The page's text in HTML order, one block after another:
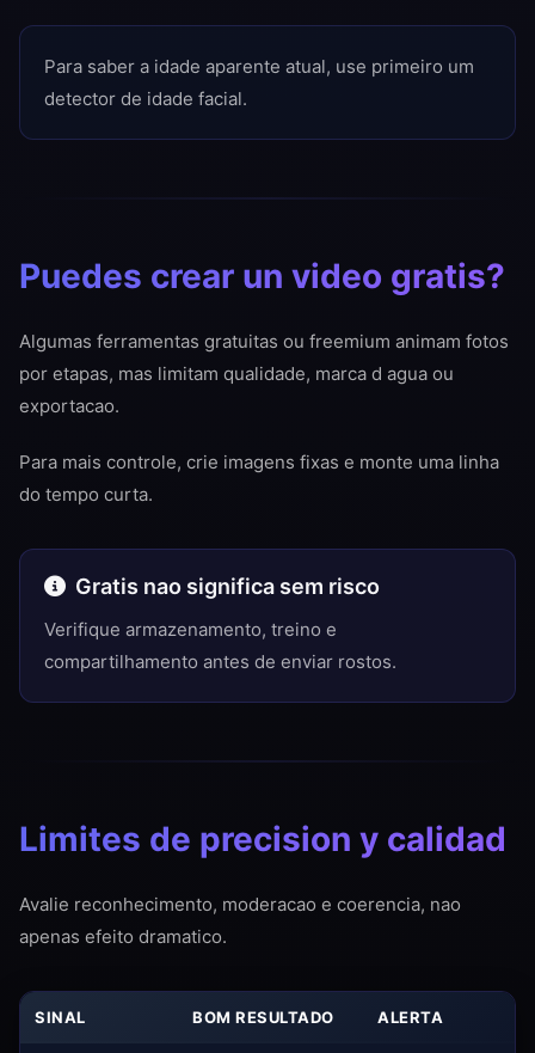
Para saber a idade aparente atual, use primeiro um
detector de idade facial.
Puedes crear un video gratis?
Algumas ferramentas gratuitas ou freemium animam fotos
por etapas, mas limitam qualidade, marca d agua ou
exportacao.
Para mais controle, crie imagens fixas e monte uma linha
do tempo curta.
Gratis nao significa sem risco
Verifique armazenamento, treino e
compartilhamento antes de enviar rostos.
Limites de precision y calidad
Avalie reconhecimento, moderacao e coerencia, nao
apenas efeito dramatico.
SINAL BOM RESULTADO ALERTA